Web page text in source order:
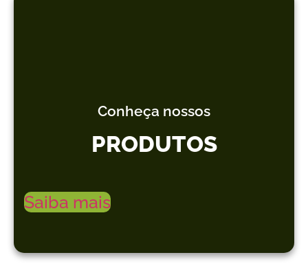
Conheça nossos
PRODUTOS
Saiba mais